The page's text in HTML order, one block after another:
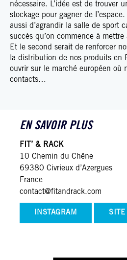
nécessaire. L’idée est de trouver
stockage pour gagner de
aussi d’agrandir la salle de sport
succès qu’on commence à mettre
Et le second serait de renforcer
la distribution de nos produits en
ouvrir sur le marché européen où
contacts…
EN SAVOIR PLUS
FIT’ & RACK
10 Chemin du Chêne
69380 Civrieux d’Azergues
France
contact@fitandrack.com
INSTAGRAM SITE